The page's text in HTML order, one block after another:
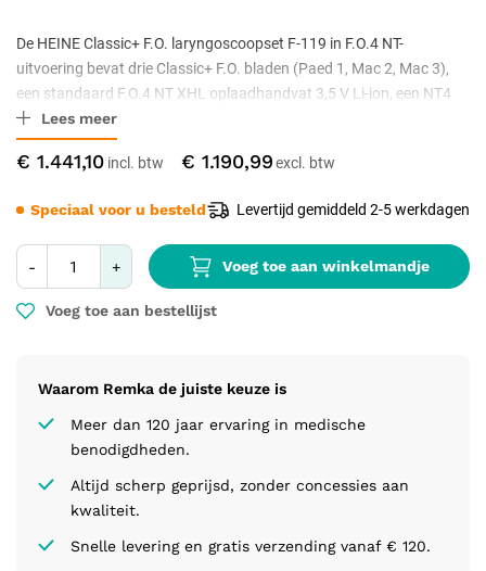
€ 1.441,10 € 1.190,99
- + Voeg toe aan winkelmandje
Voeg toe aan bestellijst
Waarom Remka de juiste keuze is
Meer dan 120 jaar ervaring in medische
benodigdheden.
Altijd scherp geprijsd, zonder concessies aan
kwaliteit.
Snelle levering en gratis verzending vanaf € 120.
Speciaal voor u besteld Levertijd gemiddeld 2-5 werkdagen
De HEINE Classic+ F.O. laryngoscoopset F-119 in F.O.4 NT-
uitvoering bevat drie Classic+ F.O. bladen (Paed 1, Mac 2, Mac 3),
een standaard F.O.4 NT XHL oplaadhandvat 3,5 V Li-ion, een NT4
tafellader, een reserve XHL-lampje en een zipper case. Het
oplaadhandvat wordt uitsluitend geladen via de NT4.
Lees meer